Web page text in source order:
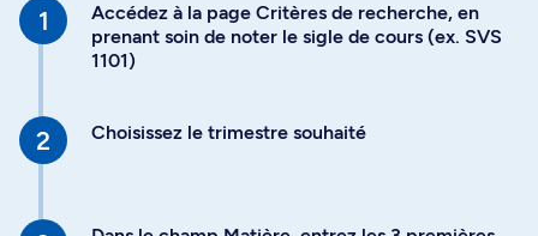
Accédez à la page Critères de recherche, en
prenant soin de noter le sigle de cours (ex. SVS
1101)
Choisissez le trimestre souhaité